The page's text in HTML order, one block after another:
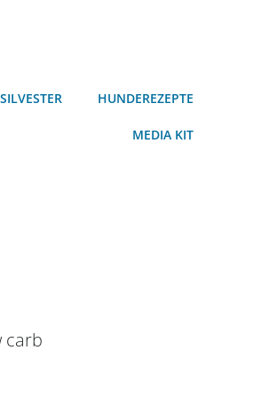
HUNDEREZEPTE
MEDIA KIT
carb